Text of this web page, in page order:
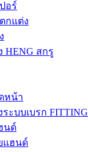
อร์
กแต่ง
HENG สกรู
หน้า
ะบบเบรก FITTING
นด์
แฮนด์